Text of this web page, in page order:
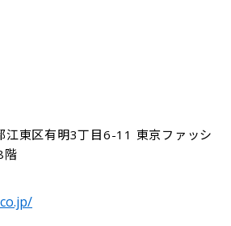
東区有明3丁目6-11 東京ファッシ
階